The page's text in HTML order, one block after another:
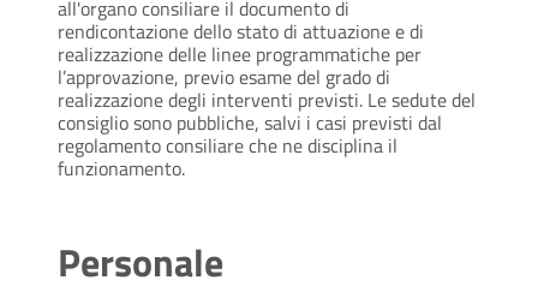
all'organo consiliare il documento di
rendicontazione dello stato di attuazione e di
realizzazione delle linee programmatiche per
l’approvazione, previo esame del grado di
realizzazione degli interventi previsti. Le sedute del
consiglio sono pubbliche, salvi i casi previsti dal
regolamento consiliare che ne disciplina il
funzionamento.
Personale